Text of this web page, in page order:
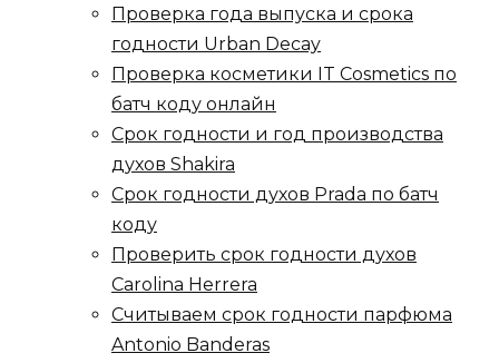
Проверка года выпуска и срока
годности Urban Decay
Проверка косметики IT Cosmetics по
батч коду онлайн
Срок годности и год производства
духов Shakira
Срок годности духов Prada по батч
коду
Проверить срок годности духов
Carolina Herrera
Считываем срок годности парфюма
Antonio Banderas